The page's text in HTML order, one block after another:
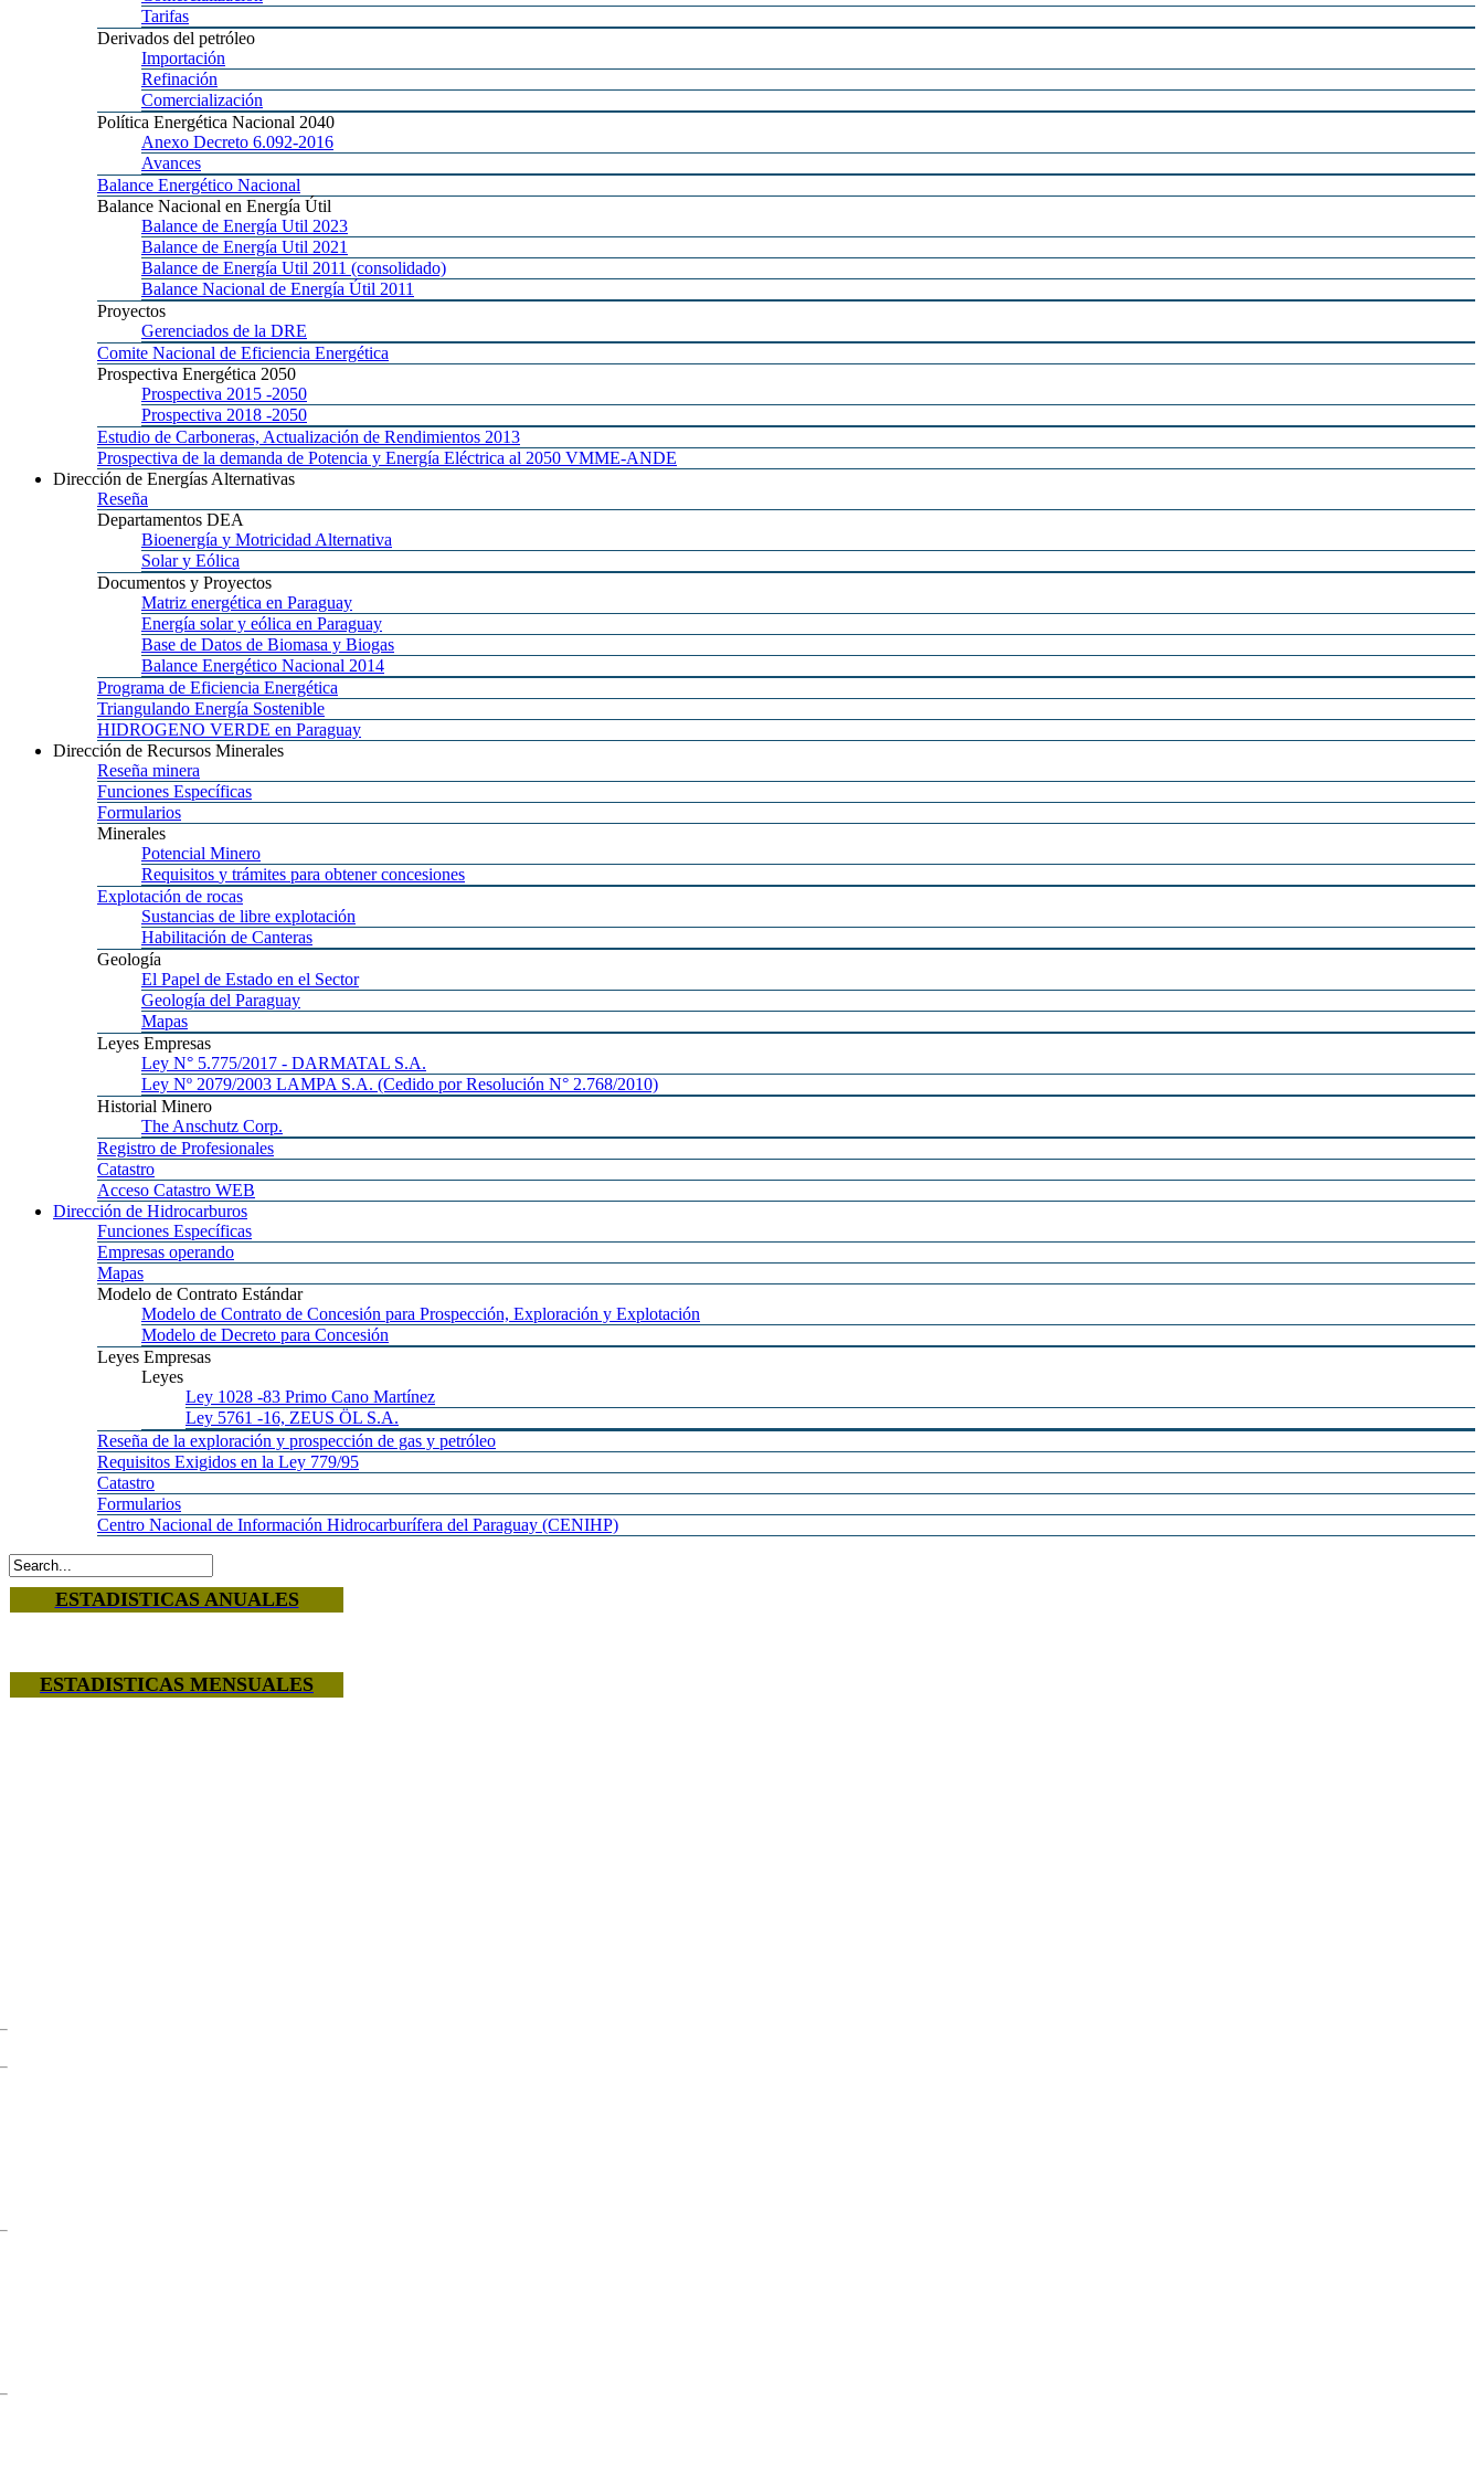
Tarifas
Derivados del petróleo
Importación
Refinación
Comercialización
Política Energética Nacional 2040
Anexo Decreto 6.092-2016
Avances
Balance Energético Nacional
Balance Nacional en Energía Útil
Balance de Energía Util 2023
Balance de Energía Util 2021
Balance de Energía Util 2011 (consolidado)
Balance Nacional de Energía Útil 2011
Proyectos
Gerenciados de la DRE
Comite Nacional de Eficiencia Energética
Prospectiva Energética 2050
Prospectiva 2015 -2050
Prospectiva 2018 -2050
Estudio de Carboneras, Actualización de Rendimientos 2013
Prospectiva de la demanda de Potencia y Energía Eléctrica al 2050 VMME-ANDE
Dirección de Energías Alternativas
Reseña
Departamentos DEA
Bioenergía y Motricidad Alternativa
Solary Eólica
Documentos y Proyectos
Matriz energética en Paraguay
Energía solar y eólica en Paraguay
Base de Datos de Biomasa y Biogas
Balance Energético Nacional 2014
Programa de Eficiencia Energética
Triangulando Energía Sostenible
HIDROGENO VERDE en Paraguay
Dirección de Recursos Minerales
Reseña minera
Funciones Específicas
Formularios
Minerales
Potencial Minero
Requisitos y trámites para obtener concesiones
Explotación de rocas
Sustancias de libre explotación
Habilitación de Canteras
Geología
El Papel de Estado en el Sector
Geología del Paraguay
Mapas
Leyes Empresas
Ley N° 5.775/2017 - DARMATAL S.A.
Ley Nº 2079/2003 LAMPA S.A. (Cedido por Resolución N° 2.768/2010)
Historial Minero
The Anschutz Corp.
Registro de Profesionales
Catastro
Acceso Catastro WEB
Dirección de Hidrocarburos
Funciones Específicas
Empresas operando
Mapas
Modelo de Contrato Estándar
Modelo de Contrato de Concesión para Prospección, Exploración y Explotación
Modelo de Decreto para Concesión
Leyes Empresas
Leyes
Ley 1028 -83 Primo Cano Martínez
Ley 5761 -16, ZEUS ÖL S.A.
Reseña de la exploración y prospección de gas y petróleo
Requisitos Exigidos en la Ley 779/95
Catastro
Formularios
Centro Nacional de Información Hidrocarburífera del Paraguay (CENIHP)
ESTADISTICAS ANUALES
ESTADISTICAS MENSUALES